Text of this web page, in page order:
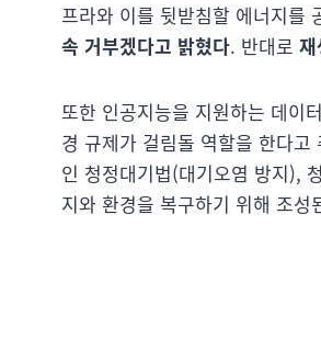
프라와 이를 뒷받침할 에너지를
속 거부겠다고 밝혔다. 반대로
또한 인공지능을 지원하는 데이
경 규제가 걸림돌 역할을 한다
인 청정대기법(대기오염 방지),
지와 환경을 복구하기 위해 조